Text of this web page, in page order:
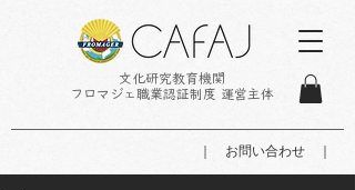
｜ お問い合わせ ｜
文化研究教育機関
フロマジェ職業認証制度 運営主体